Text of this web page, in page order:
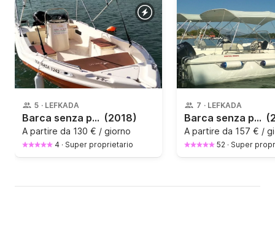
5 · LEFKADA
Barca senza patente ΝΗΡΕΑΣ 455 30CV (2018)
A partire da 130 € / giorno
4 · Super proprietario
7 · LEFKADA
Barca senza patente IONION 6 30CV
A partire da 157 € /
52 · Super